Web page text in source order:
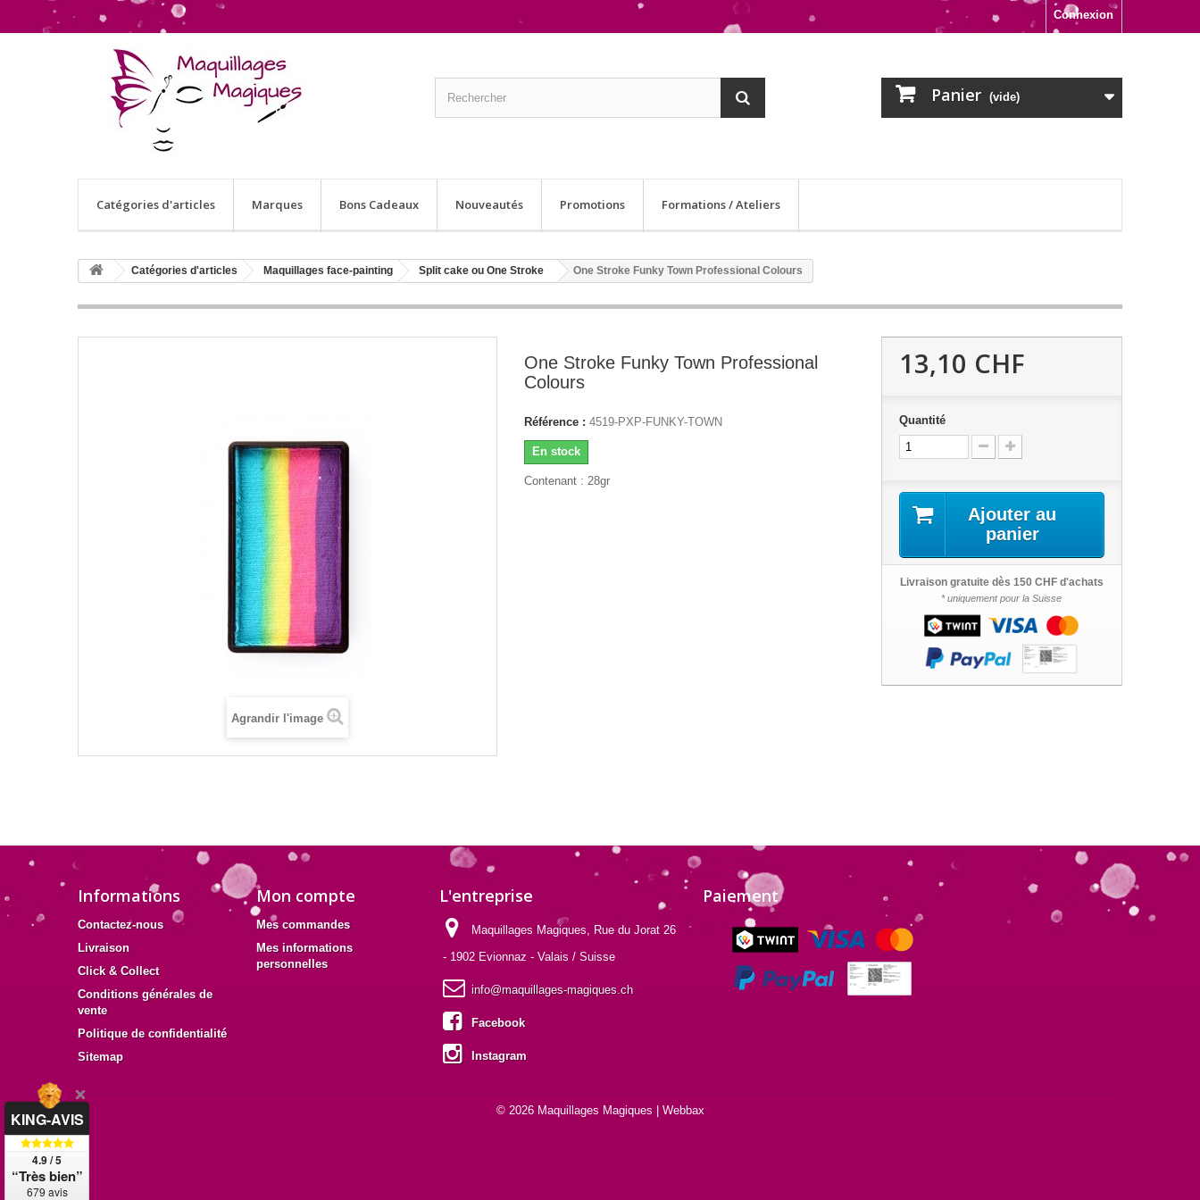
Connexion
Panier (vide)
Catégories d'articles Marques Bons Cadeaux Nouveautés Promotions Formations / Ateliers
Catégories d'articles Maquillages face-painting Split cake ou One Stroke One Stroke Funky Town Professional Colours
Agrandir l'image
One Stroke Funky Town Professional
Colours
Référence : 4519-PXP-FUNKY-TOWN
En stock
Contenant : 28gr
13,10 CHF
Quantité
Ajouter au
panier
Livraison gratuite dès 150 CHF d'achats
* uniquement pour la Suisse
Informations
Contactez-nous
Livraison
Click & Collect
Conditions générales de
vente
Politique de confidentialité
Sitemap
Mon compte
Mes commandes
Mes informations
personnelles
L'entreprise
Maquillages Magiques, Rue du Jorat 26
- 1902 Evionnaz - Valais / Suisse
info@maquillages-magiques.ch
Facebook
Instagram
Paiement
© 2026 Maquillages Magiques | Webbax
KING-AVIS
4.9 / 5
“Très bien”
679 avis